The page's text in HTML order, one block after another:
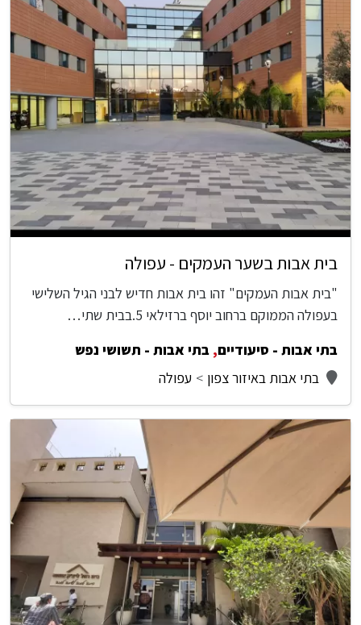
בית אבות בשער העמקים - עפולה
"בית אבות העמקים" זהו בית אבות חדיש לבני הגיל השלישי
בעפולה הממוקם ברחוב יוסף ברזילאי 5.בבית שתי…
בתי אבות - סיעודיים, בתי אבות - תשושי נפש
בתי אבות באיזור צפון
עפולה